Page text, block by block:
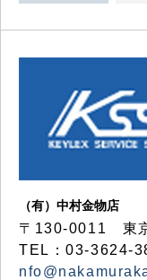
（有）中村金物店
〒130-0011 東
TEL：03-3624-